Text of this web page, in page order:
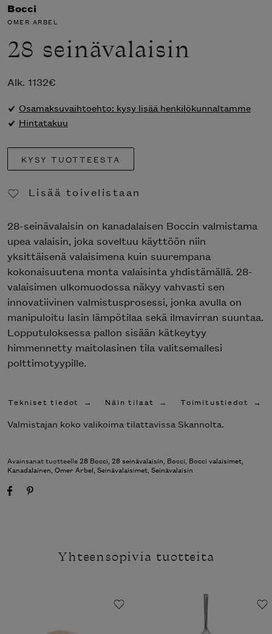
Bocci
OMER ARBEL
28 seinävalaisin
Alk. 1132€
Osamaksuvaihtoehto: kysy lisää henkilökunnaltamme
Hintatakuu
KYSY TUOTTEESTA
Lisää toivelistaan
28-seinävalaisin on kanadalaisen Boccin valmistama
upea valaisin, joka soveltuu käyttöön niin
yksittäisenä valaisimena kuin suurempana
kokonaisuutena monta valaisinta yhdistämällä. 28-
valaisimen ulkomuodossa näkyy vahvasti sen
innovatiivinen valmistusprosessi, jonka avulla on
manipuloitu lasin lämpötilaa sekä ilmavirran suuntaa.
Lopputuloksessa pallon sisään kätkeytyy
himmennetty maitolasinen tila valitsemallesi
polttimotyypille.
Tekniset tiedot Näin tilaat Toimitustiedot
Valmistajan koko valikoima tilattavissa Skannolta.
Avainsanat tuotteelle28 Bocci, 28 seinävalaisin, Bocci, Bocci valaisimet,
Kanadalainen, Omer Arbel, Seinävalaisimet, Seinävalaisin
Yhteensopivia tuotteita